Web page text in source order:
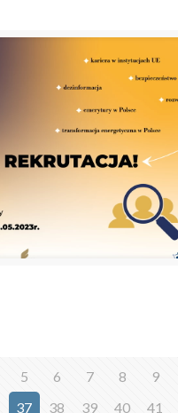
5 6 7 8 9
37 38 39 40 41